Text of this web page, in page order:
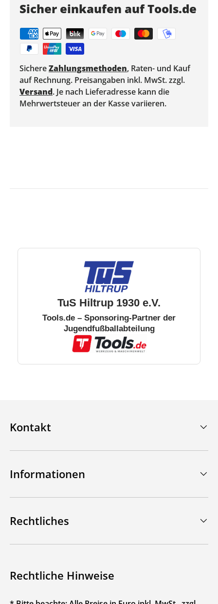
Sicher einkaufen auf Tools.de
SichereZahlungsmethoden, Raten- und Kauf
auf Rechnung. Preisangaben inkl. MwSt. zzgl.
Versand. Je nach Lieferadresse kann die
Mehrwertsteuer an der Kasse variieren.
TuS Hiltrup 1930 e.V.
Tools.de – Sponsoring-Partner der
Jugendfußballabteilung
Kontakt
Informationen
Rechtliches
Rechtliche Hinweise